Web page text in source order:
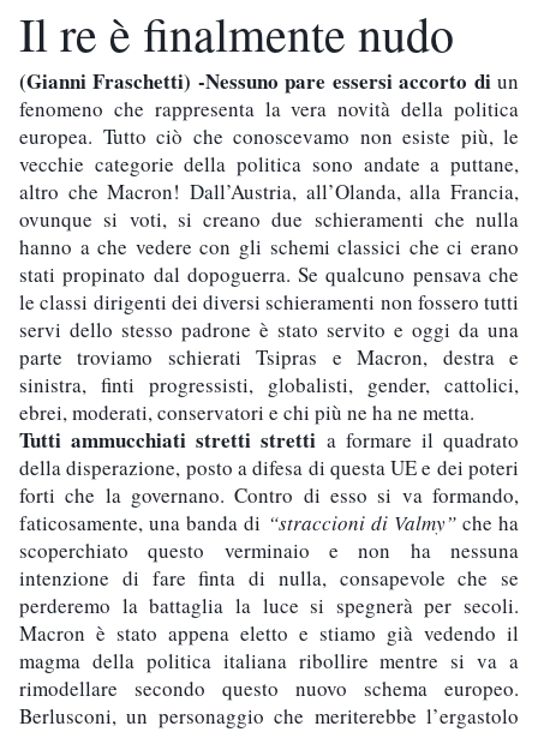
Il re è finalmente nudo
(Gianni Fraschetti) -Nessuno pare essersi accorto di un
fenomeno che rappresenta la vera novità della politica
europea. Tutto ciò che conoscevamo non esiste più, le
vecchie categorie della politica sono andate a puttane,
altro che Macron! Dall’Austria, all’Olanda, alla Francia,
ovunque si voti, si creano due schieramenti che nulla
hanno a che vedere con gli schemi classici che ci erano
stati propinato dal dopoguerra. Se qualcuno pensava che
le classi dirigenti dei diversi schieramenti non fossero tutti
servi dello stesso padrone è stato servito e oggi da una
parte troviamo schierati Tsipras e Macron, destra e
sinistra, finti progressisti, globalisti, gender, cattolici,
ebrei, moderati, conservatori e chi più ne ha ne metta.
Tutti ammucchiati stretti stretti a formare il quadrato
della disperazione, posto a difesa di questa UE e dei poteri
forti che la governano. Contro di esso si va formando,
faticosamente, una banda di “straccioni di Valmy” che ha
scoperchiato questo verminaio e non ha nessuna
intenzione di fare finta di nulla, consapevole che se
perderemo la battaglia la luce si spegnerà per secoli.
Macron è stato appena eletto e stiamo già vedendo il
magma della politica italiana ribollire mentre si va a
rimodellare secondo questo nuovo schema europeo.
Berlusconi, un personaggio che meriterebbe l’ergastolo